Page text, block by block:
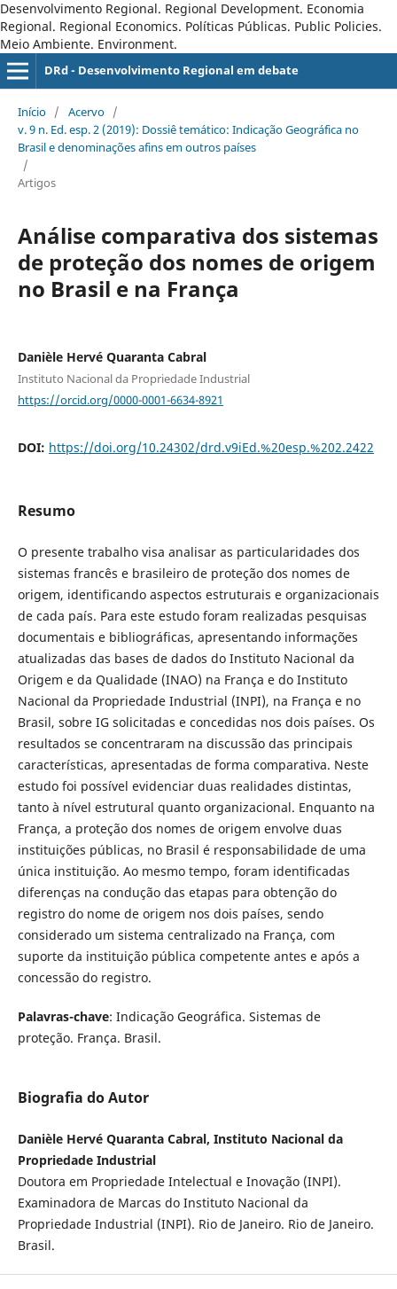
Desenvolvimento Regional. Regional Development. Economia
Regional. Regional Economics. Políticas Públicas. Public Policies.
Meio Ambiente. Environment.
DRd - Desenvolvimento Regional em debate
Início / Acervo /
v. 9 n. Ed. esp. 2 (2019): Dossiê temático: Indicação Geográfica no
Brasil e denominações afins em outros paí­ses
/
Artigos
Análise comparativa dos sistemas
de proteção dos nomes de origem
no Brasil e na França
Danièle Hervé Quaranta Cabral
Instituto Nacional da Propriedade Industrial
https://orcid.org/0000-0001-6634-8921
DOI: https://doi.org/10.24302/drd.v9iEd.%20esp.%202.2422
Resumo
O presente trabalho visa analisar as particularidades dos
sistemas francês e brasileiro de proteção dos nomes de
origem, identificando aspectos estruturais e organizacionais
de cada país. Para este estudo foram realizadas pesquisas
documentais e bibliográficas, apresentando informações
atualizadas das bases de dados do Instituto Nacional da
Origem e da Qualidade (INAO) na França e do Instituto
Nacional da Propriedade Industrial (INPI), na França e no
Brasil, sobre IG solicitadas e concedidas nos dois países. Os
resultados se concentraram na discussão das principais
características, apresentadas de forma comparativa. Neste
estudo foi possível evidenciar duas realidades distintas,
tanto à nível estrutural quanto organizacional. Enquanto na
França, a proteção dos nomes de origem envolve duas
instituições públicas, no Brasil é responsabilidade de uma
única instituição. Ao mesmo tempo, foram identificadas
diferenças na condução das etapas para obtenção do
registro do nome de origem nos dois países, sendo
considerado um sistema centralizado na França, com
suporte da instituição pública competente antes e após a
concessão do registro.
Palavras-chave: Indicação Geográfica. Sistemas de
proteção. França. Brasil.
Biografia do Autor
Danièle Hervé Quaranta Cabral, Instituto Nacional da
Propriedade Industrial
Doutora em Propriedade Intelectual e Inovação (INPI).
Examinadora de Marcas do Instituto Nacional da
Propriedade Industrial (INPI). Rio de Janeiro. Rio de Janeiro.
Brasil.